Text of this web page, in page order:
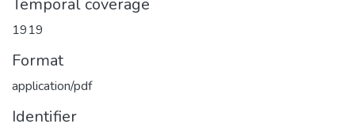
1919
Format
application/pdf
Identifier